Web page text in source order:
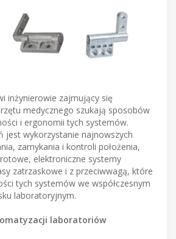
inżynierowie zajmujący się
medycznego szukają sposobów
i ergonomii tych systemów.
jest wykorzystanie najnowszych
zamykania i kontroli położenia,
elektroniczne systemy
zatrzaskowe i z przeciwwagą, które
tych systemów we współczesnym
laboratoryjnym.
laboratoriów